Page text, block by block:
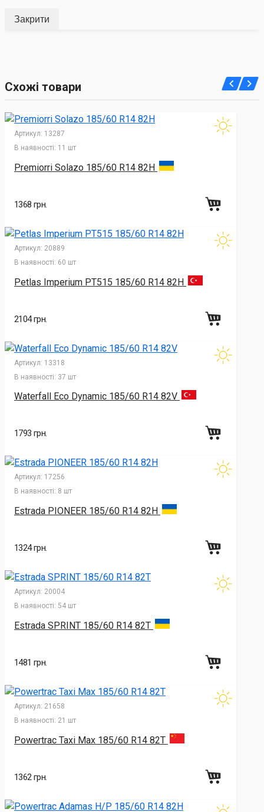
Закрити
Схожі товари
Артикул: 13287
В наявності: 11 шт
Premiorri Solazo 185/60 R14 82H
1368 грн.
Артикул: 20889
В наявності: 60 шт
Petlas Imperium PT515 185/60 R14 82H
2104 грн.
Артикул: 13318
В наявності: 37 шт
Waterfall Eco Dynamic 185/60 R14 82V
1793 грн.
Артикул: 17256
В наявності: 8 шт
Estrada PIONEER 185/60 R14 82H
1324 грн.
Артикул: 20004
В наявності: 54 шт
Estrada SPRINT 185/60 R14 82T
1481 грн.
Артикул: 21658
В наявності: 21 шт
Powertrac Taxi Max 185/60 R14 82T
1362 грн.